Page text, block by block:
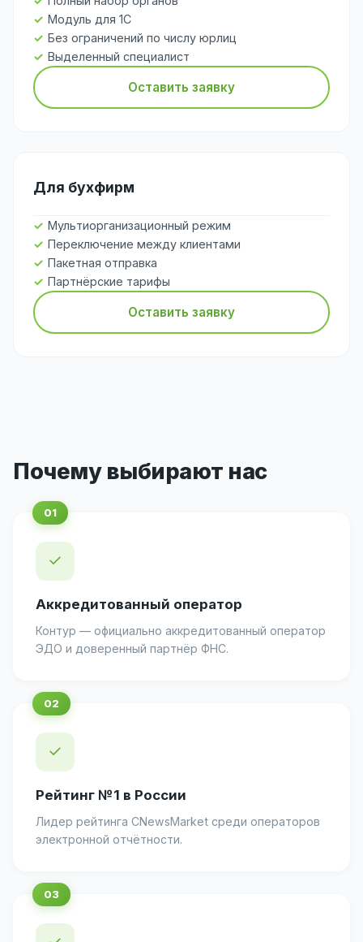
Модуль для 1С
Без ограничений по числу юрлиц
Выделенный специалист
Оставить заявку
Для бухфирм
Мультиорганизационный режим
Переключение между клиентами
Пакетная отправка
Партнёрские тарифы
Оставить заявку
Почему выбирают нас
✓
Аккредитованный оператор
Контур — официально аккредитованный оператор
ЭДО и доверенный партнёр ФНС.
✓
Рейтинг №1 в России
Лидер рейтинга CNewsMarket среди операторов
электронной отчётности.